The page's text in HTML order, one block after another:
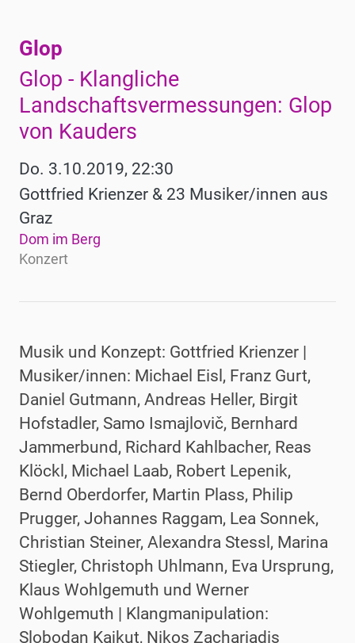
Werke
Glop
Glop - Klangliche
Landschaftsvermessungen: Glop
von Kauders
Do. 3.10.2019, 22:30
Gottfried Krienzer & 23 Musiker/innen aus
Graz
Dom im Berg
Konzert
Musik und Konzept: Gottfried Krienzer |
Musiker/innen: Michael Eisl, Franz Gurt,
Daniel Gutmann, Andreas Heller, Birgit
Hofstadler, Samo Ismajlovič, Bernhard
Jammerbund, Richard Kahlbacher, Reas
Klöckl, Michael Laab, Robert Lepenik,
Bernd Oberdorfer, Martin Plass, Philip
Prugger, Johannes Raggam, Lea Sonnek,
Christian Steiner, Alexandra Stessl, Marina
Stiegler, Christoph Uhlmann, Eva Ursprung,
Klaus Wohlgemuth und Werner
Wohlgemuth | Klangmanipulation:
Slobodan Kajkut, Nikos Zachariadis